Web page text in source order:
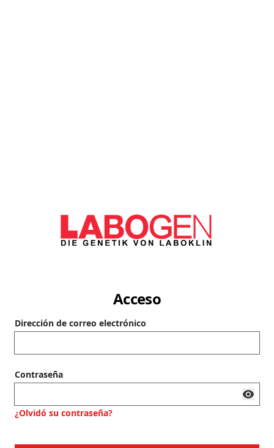
Acceso
Dirección de correo electrónico
Contraseña
¿Olvidó su contraseña?